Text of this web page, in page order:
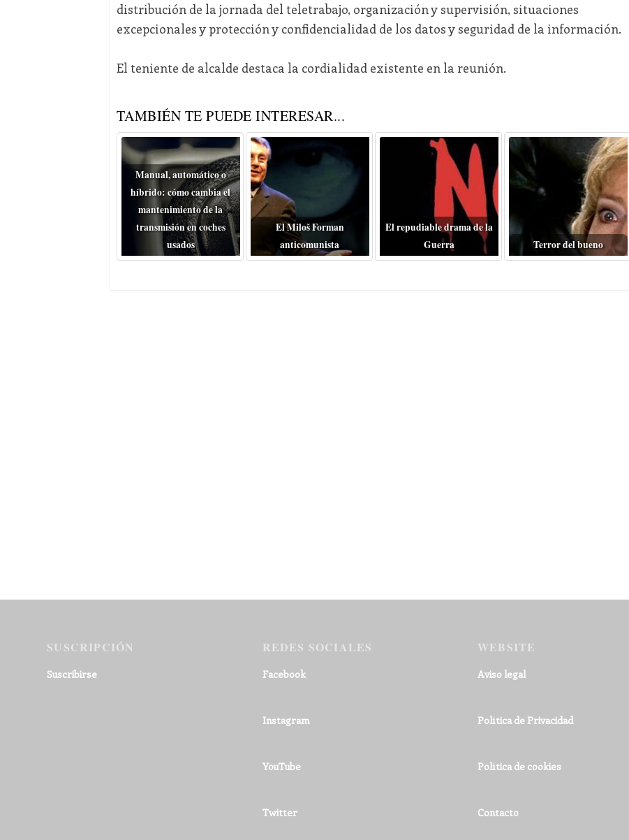
distribución de la jornada del teletrabajo, organización y supervisión, situaciones
excepcionales y protección y confidencialidad de los datos y seguridad de la información.
El teniente de alcalde destaca la cordialidad existente en la reunión.
TAMBIÉN TE PUEDE INTERESAR...
Manual, automático o
híbrido: cómo cambia el
mantenimiento de la
transmisión en coches
usados
El Miloš Forman
anticomunista
El repudiable drama de la
Guerra
Terror del bueno
SUSCRIPCIÓN
Suscribirse
REDES SOCIALES
Facebook
Instagram
YouTube
Twitter
WEBSITE
Aviso legal
Política de Privacidad
Política de cookies
Contacto